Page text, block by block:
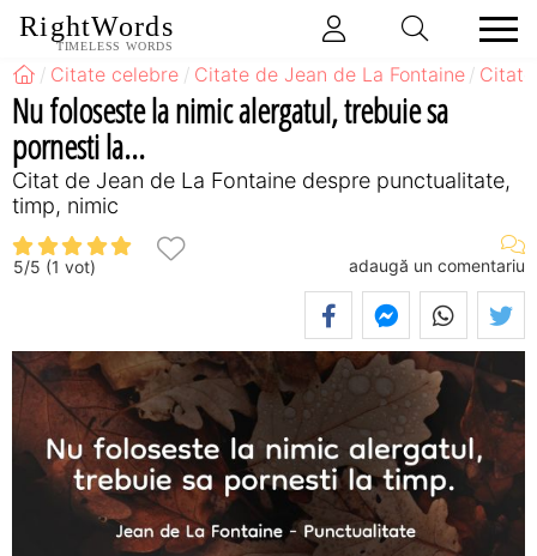
RightWords
TIMELESS WORDS
Citate celebre Citate de Jean de La Fontaine
Nu foloseste la nimic alergatul, trebuie sa
pornesti la...
Citat de Jean de La Fontaine despre punctualitate,
timp, nimic
5/5 (1 vot) adaugă un comentariu